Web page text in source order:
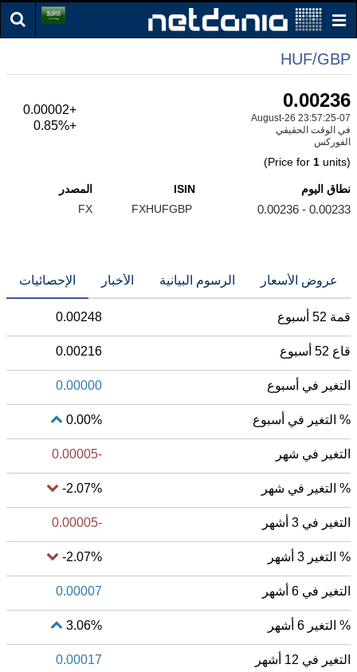
HUF/GBP
0.00236
07-August-26 23:57:25
في الوقت الحقيقي
الفوركس
+0.00002
+0.85%
(Price for
1 units)
نطاق اليوم
0.00233 - 0.00236
ISIN
FXHUFGBP
المصدر
FX
عروض الأسعار الرسوم البيانية الأخبار الإحصائيات
قمة 52 أسبوع 0.00248
قاع 52 أسبوع 0.00216
التغير في أسبوع 0.00000
% التغير في أسبوع 0.00%
التغير في شهر -0.00005
% التغير في شهر -2.07%
التغير في 3 أشهر -0.00005
% التغير 3 أشهر -2.07%
التغير في 6 أشهر 0.00007
% التغير 6 أشهر 3.06%
التغير في 12 أشهر 0.00017